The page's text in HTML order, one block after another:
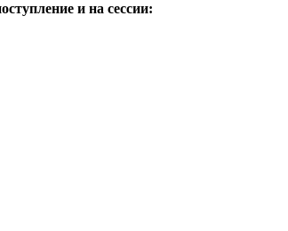
и на сессии: